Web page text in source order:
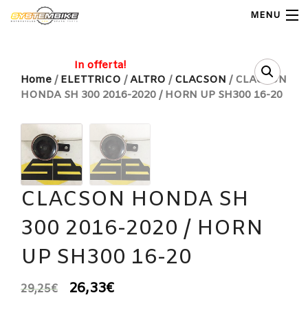
MENU
Home
Shop Moto
Shop Ricambi
Note Generali
Carrello
Contatti
Home / ELETTRICO /ALTRO / CLACSON / CLACSON
HONDA SH 300 2016-2020 / HORN UP SH300 16-20
In offerta!
CLACSON HONDA SH
300 2016-2020 / HORN
UP SH300 16-20
29,25€ 26,33€